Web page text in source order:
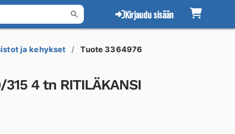
Kirjaudu sisään
ja kehykset Tuote 3364976
315 4 tn RITILÄKANSI